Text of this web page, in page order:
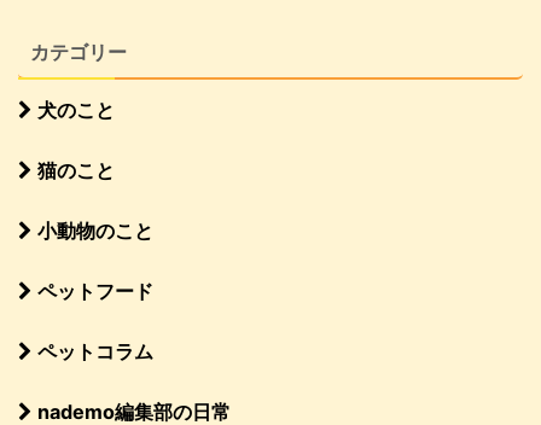
カテゴリー
犬のこと
猫のこと
小動物のこと
ペットフード
ペットコラム
nademo編集部の日常